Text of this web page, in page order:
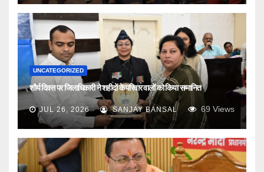
UNCATEGORIZED
शौर्य दिवस पर जिलाधिकारी ने शहीदों के परिवार वालों को किया सम्मानित
JUL 26, 2026 SANJAY BANSAL 69 Views